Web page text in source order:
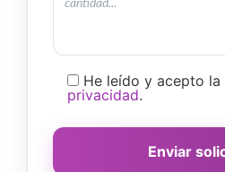
He leído y acepto la
privacidad.